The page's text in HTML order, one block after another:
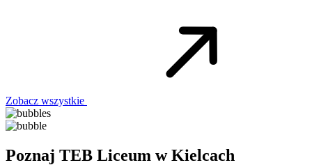
Zobacz wszystkie
Poznaj TEB Liceum w Kielcach